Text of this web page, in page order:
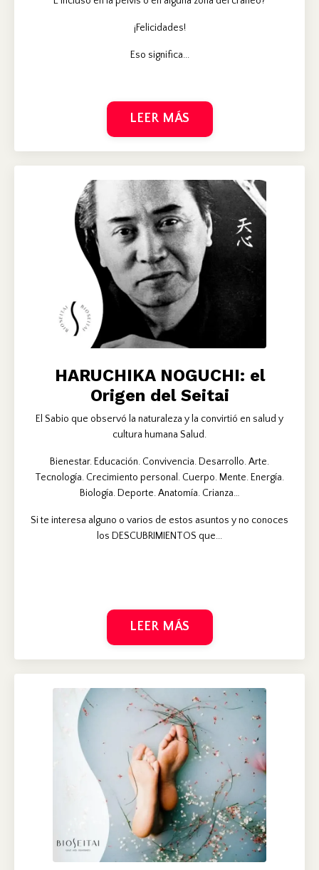
¡Felicidades!
Eso significa...
LEER MÁS
HARUCHIKA NOGUCHI: el
Origen del Seitai
El Sabio que observó la naturaleza y la convirtió en salud y
cultura humana Salud.
Bienestar. Educación. Convivencia. Desarrollo. Arte.
Tecnología. Crecimiento personal. Cuerpo. Mente. Energía.
Biología. Deporte. Anatomía. Crianza…
Si te interesa alguno o varios de estos asuntos y no conoces
los DESCUBRIMIENTOS que...
LEER MÁS